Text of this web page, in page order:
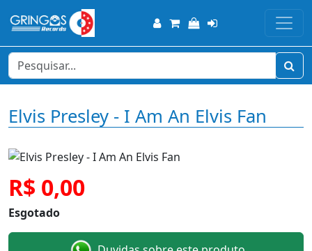
Elvis Presley - I Am An Elvis Fan
R$ 0,00
Esgotado